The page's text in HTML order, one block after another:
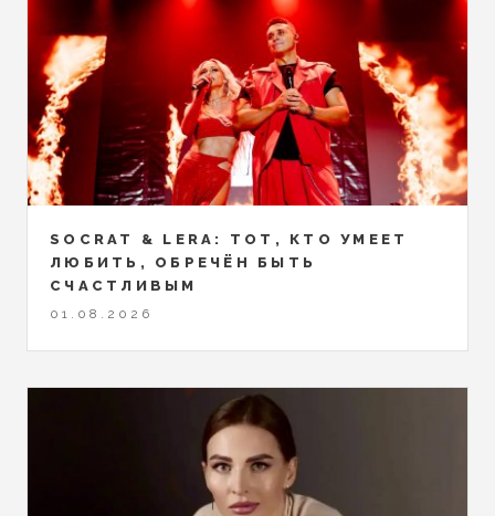
SOCRAT & LERA: ТОТ, КТО УМЕЕТ
ЛЮБИТЬ, ОБРЕЧЁН БЫТЬ
СЧАСТЛИВЫМ
01.08.2026